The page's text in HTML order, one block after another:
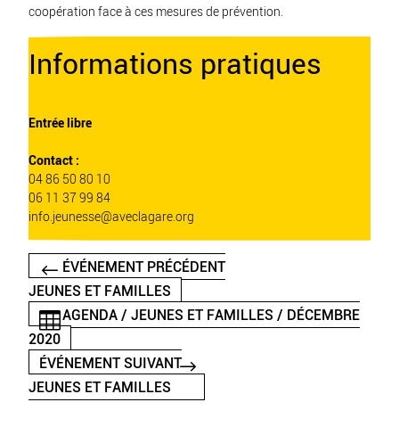
coopération face à ces mesures de prévention.
Informations pratiques
Entrée libre
Contact :
04 86 50 80 10
06 11 37 99 84
info.jeunesse@aveclagare.org
ÉVÉNEMENT PRÉCÉDENT
JEUNES ET FAMILLES
AGENDA / JEUNES ET FAMILLES / DÉCEMBRE
2020
ÉVÉNEMENT SUIVANT
JEUNES ET FAMILLES